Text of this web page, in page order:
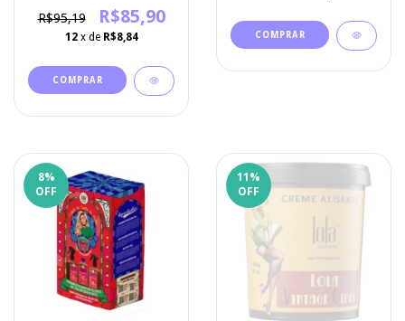
R$95,19 R$85,90
12 x de R$8,84
8%
OFF
11 %
OFF